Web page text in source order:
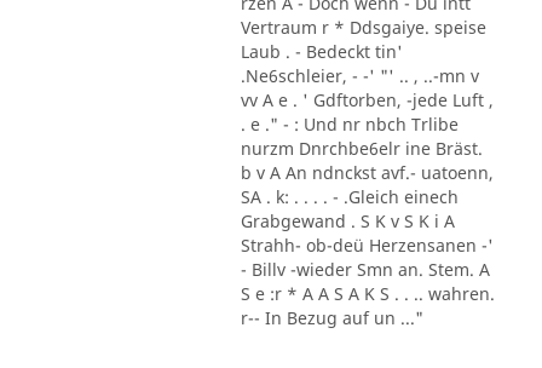
Vertraum r * Ddsgaiye. speise
Laub . - Bedeckt tin'
.Ne6schleier, - -' "' .. , ..-mn v
vv A e . ' Gdftorben, -jede Luft ,
. e ." - : Und nr nbch Trlibe
nurzm Dnrchbe6elr ine Bräst.
b v A An ndnckst avf.- uatoenn,
SA . k: . . . . - .Gleich einech
Grabgewand . S K v S K i A
Strahh- ob-deü Herzensanen -'
- Billv -wieder Smn an. Stem. A
S e :r * A A S A K S . . .. wahren.
r-- In Bezug auf un ..."